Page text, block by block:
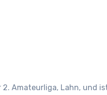
2. Amateurliga, Lahn,